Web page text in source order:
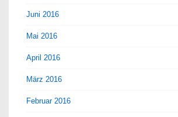
Juni 2016
Mai 2016
April 2016
März 2016
Februar 2016